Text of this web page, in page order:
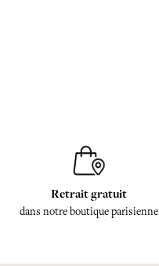
Retrait gratuit
dans notre boutique parisienne